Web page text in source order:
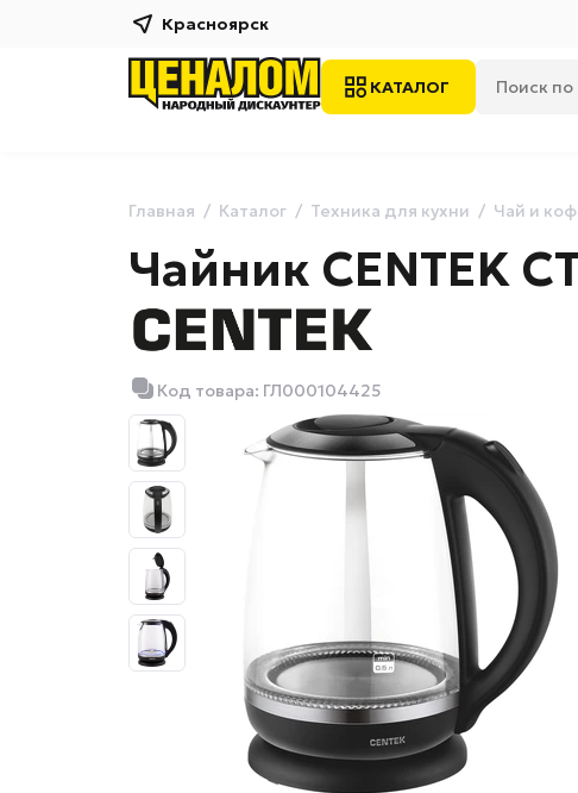
Красноярск
КАТАЛОГ
Главная Каталог Техника для кухни Чай и
Чайник CENTEK
Код товара: ГЛ000104425